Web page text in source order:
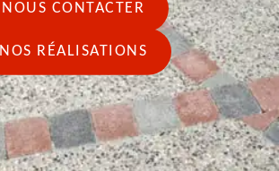
NOUS CONTACTER
NOS RÉALISATIONS